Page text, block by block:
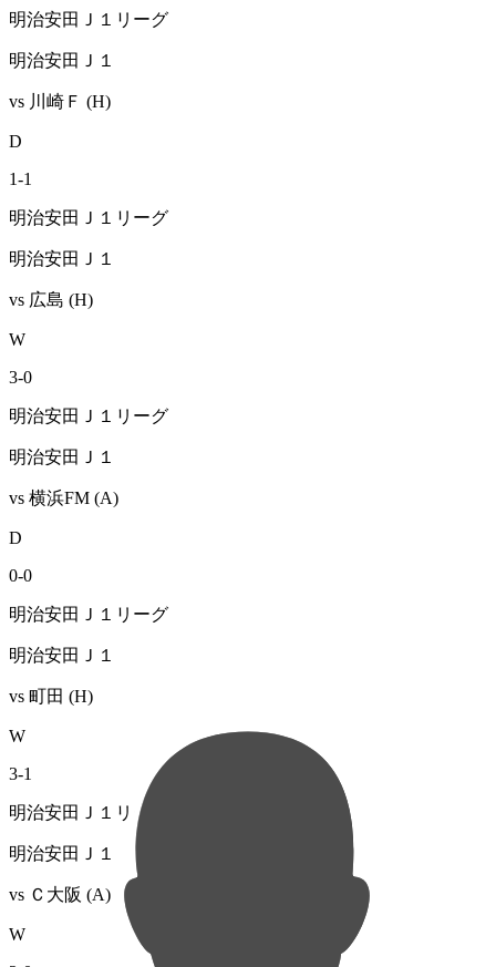
明治安田Ｊ１リーグ
明治安田Ｊ１
vs 川崎Ｆ (H)
D
1-1
明治安田Ｊ１リーグ
明治安田Ｊ１
vs 広島 (H)
W
3-0
明治安田Ｊ１リーグ
明治安田Ｊ１
vs 横浜FM (A)
D
0-0
明治安田Ｊ１リーグ
明治安田Ｊ１
vs 町田 (H)
W
3-1
明治安田Ｊ１リーグ
明治安田Ｊ１
vs Ｃ大阪 (A)
W